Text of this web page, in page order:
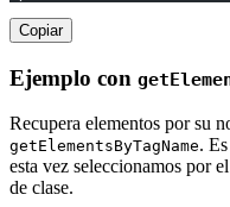
Copiar
Ejemplo con
Recupera elementos por su
getElementsByTagName.
esta vez seleccionamos por
de clase.